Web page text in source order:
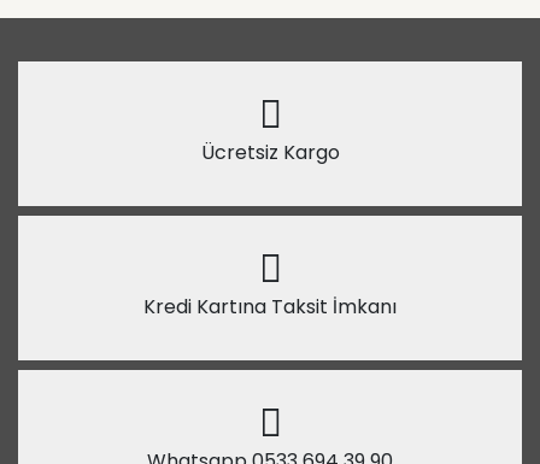
Ücretsiz Kargo
Kredi Kartına Taksit İmkanı